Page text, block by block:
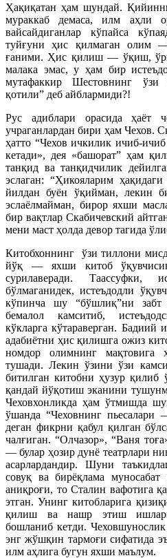
Ҳақиқатан ҳам шундай.
мураккаб демаса, илм аҳли
вайсайдиганлар кўпайса
туйғуни ҳис қилмаган олим —
ғаними. Ҳис қилиш — ўқиш,
малака эмас, у ҳам бир
мутафаккир Шестовнинг
қотили” деб айблармиди?!
Рус адиблари орасида ҳаёт
учраганлардан бири ҳам Чехов.
ҳатто “Чехов ичкилик ичиб-
кетади», дея «башорат” ҳам
танқид ва танқидчилик
эслаган: “Ҳикояларим
йилдан буён ўқийман, лекин
эслаёлмайман, бирор яхши
бир вақтлар Скабичевский
мени маст ҳолда девор тагида
Китобхоннинг ўзи тиллони
йўқ — яхши китоб
сурилаверади. Таассуфки,
бўлмаганидек, истеъдодли
кўпинча шу “бўшлиқ”ни забт
бемалол камситиб,
кўкларга кўтараверган. Бадиий
адабиётни ҳис қилишга ожиз
номдор олимнинг мақтовига
тушади. Лекин ўзини ўзи
битилган китобни ҳузур қилиб
қандай йўқотиш эканини
Чеховхонликда ҳам ўтмишда
ўшанда “Чеховнинг
деган фикрни қабул қилган
чалғиган. “Олчазор», “Ваня
— булар ҳозир дунё театрлари
асарлардандир. Шуни
совуқ ва бирёқлама
аниқроғи, то Сталин вафотига
этган. Унинг китобларига
қилиш ва нашр этиш
бошланиб кетди.
энг жўшқин тармоғи сифатида
илм аҳлига бугун яхши маълум.